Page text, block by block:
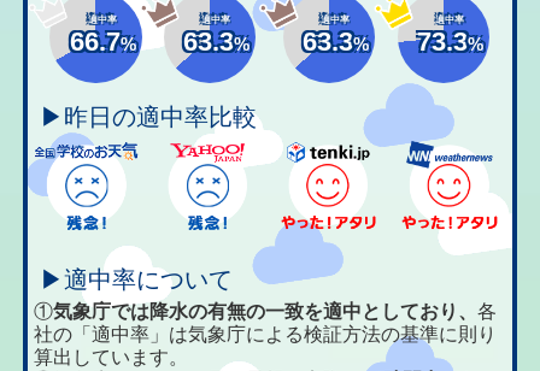
適中率
66.7%
適中率
63.3%
適中率
63.3%
適中率
73.3%
▶昨日の適中率比較
▶適中率について
①気象庁では降水の有無の一致を適中としており、各
社の「適中率」は気象庁による検証方法の基準に則り
算出しています。